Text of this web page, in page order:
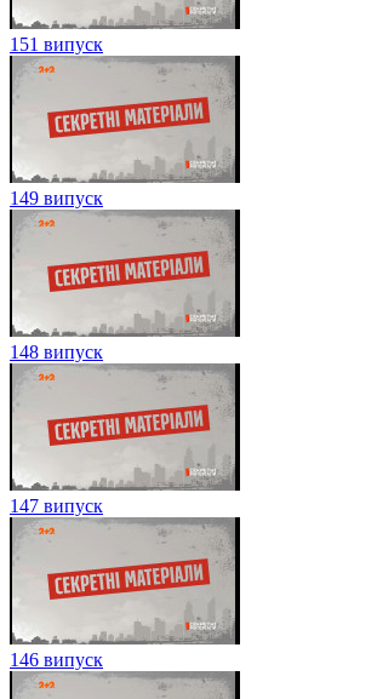
151 випуск
149 випуск
148 випуск
147 випуск
146 випуск